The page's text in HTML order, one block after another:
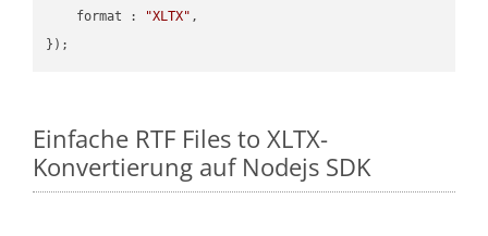
format : "XLTX" ,
Einfache RTF Files to XLTX-
Konvertierung auf Nodejs SDK